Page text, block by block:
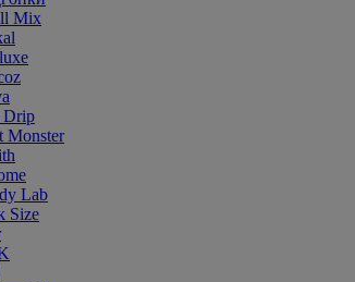
Mix
Drip
Monster
Lab
Size